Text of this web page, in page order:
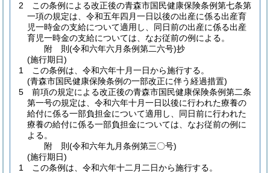
2
この条例による改正後の青森市国民健康保険条例第七条第
一項の規定は、令和五年四月一日以後の出産に係る出産育
児一時金の支給について適用し、同日前の出産に係る出産
育児一時金の支給については、なお従前の例による。
附 則(令和六年六月条例第二六号)抄
(施行期日)
1
この条例は、令和六年十月一日から施行する。
(青森市国民健康保険条例の一部改正に伴う経過措置)
5
前項の規定による改正後の青森市国民健康保険条例第二条
第一号の規定は、令和六年十月一日以後に行われた療養の
給付に係る一部負担金について適用し、同日前に行われた
療養の給付に係る一部負担金については、なお従前の例に
よる。
附 則(令和六年九月条例第三〇号)
(施行期日)
1
この条例は、令和六年十二月二日から施行する。